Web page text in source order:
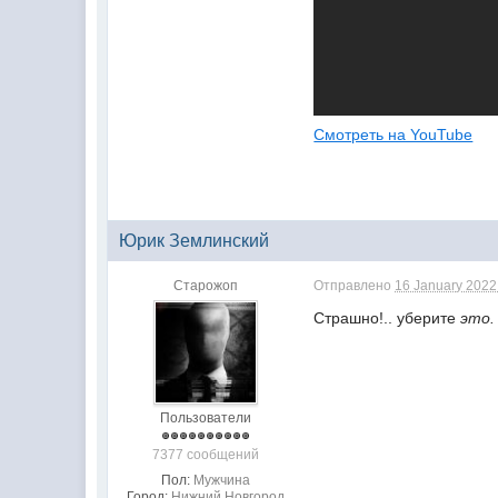
Смотреть на YouTube
Юрик Землинский
Старожоп
Пользователи
7377 сообщений
Пол: Мужчина
Отправлено 16 January
Страшно!.. уберитеэто.